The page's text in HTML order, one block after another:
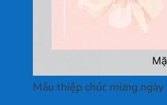
Mẫu thiệp chúc mừng